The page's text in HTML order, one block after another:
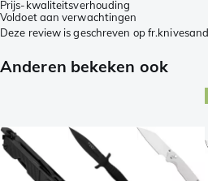
Prijs-kwaliteitsverhouding
Voldoet aan verwachtingen
Deze review is geschreven op
Anderen bekeken ook